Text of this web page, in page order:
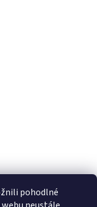
pohodlné